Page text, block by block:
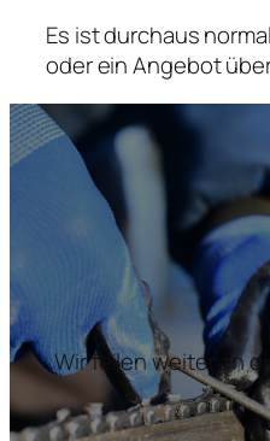
Es ist durchaus
oder ein Angebot
Wir feilen weiter an